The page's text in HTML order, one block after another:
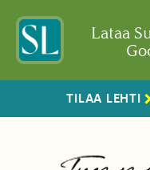
Lataa
TILAA LEHTI